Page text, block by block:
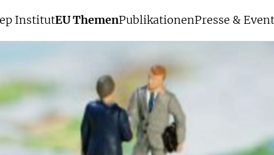
InstitutEU ThemenPublikationenPresse &